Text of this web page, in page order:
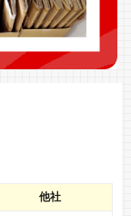
他社